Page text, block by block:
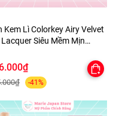
Kem Lì Colorkey Airy Velvet
Siêu Mềm Mịn
-41%